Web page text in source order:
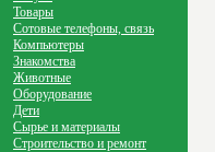
Товары
Сотовые телефоны, связь
Компьютеры
Знакомства
Животные
Оборудование
Дети
Сырье и материалы
Строительство и ремонт